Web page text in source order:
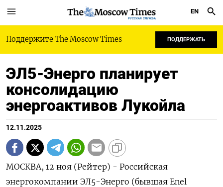
РУССКАЯ СЛУЖБА
EN
Поддержите The Moscow Times ПОДДЕРЖАТЬ
ЭЛ5-Энерго планирует
консолидацию
энергоактивов Лукойла
12.11.2025
МОСКВА, 12 ноя (Рейтер) - Российская
энергокомпании ЭЛ5-Энерго (бывшая Enel